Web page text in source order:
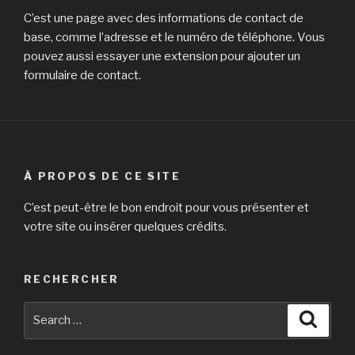
C’est une page avec des informations de contact de
base, comme l’adresse et le numéro de téléphone. Vous
pouvez aussi essayer une extension pour ajouter un
formulaire de contact.
À PROPOS DE CE SITE
C’est peut-être le bon endroit pour vous présenter et
votre site ou insérer quelques crédits.
RECHERCHER